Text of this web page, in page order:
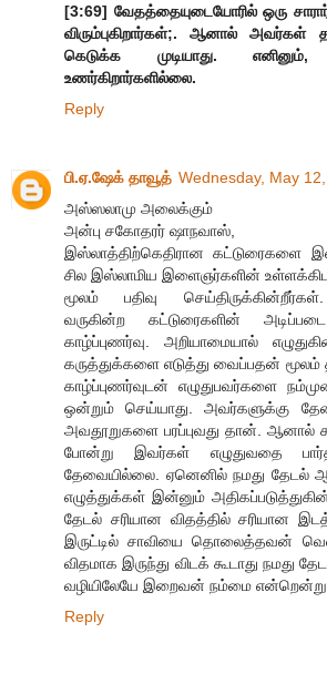
[3:69] வேதத்தையுடையோரில் ஒரு
விரும்புகிறார்கள்;. ஆனால்
கெடுக்க முடியாது.
உணர்கிறார்களில்லை.
Reply
பி.ஏ.ஷேக் தாவூத் Wednesday, May
அஸ்ஸலாமு அலைக்கும்
அன்பு சகோதரர் ஷாநவாஸ்,
இஸ்லாத்திற்கெதிரான கட்டுரைகளை
சில இஸ்லாமிய இளைஞர்களின்
மூலம் பதிவு
வருகின்ற கட்டுரைகளின்
காழ்ப்புணர்வு. அறியாமையால்
கருத்துக்களை எடுத்து வைப்பதன் மூலம்
காழ்ப்புணர்வுடன் எழுதுபவர்களை
ஒன்றும் செய்யாது. அவர்களுக்கு
அவதூறுகளை பரப்புவது தான். ஆனால்
போன்று இவர்கள் எழுதுவதை
தேவையில்லை. ஏனெனில் நமது தேடல்
எழுத்துக்கள் இன்னும்
தேடல் சரியான விதத்தில் சரியான
இருட்டில் சாவியை தொலைத்தவன்
விதமாக இருந்து விடக் கூடாது நமது
வழியிலேயே இறைவன் நம்மை
Reply